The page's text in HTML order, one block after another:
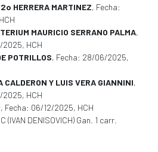
2o HERRERA MARTINEZ, Fecha:
MAURICIO SERRANO PALMA,
2025, HCH
POTRILLOS, Fecha: 28/06/2025,
CALDERON Y LUIS VERA GIANNINI,
2025, HCH
, Fecha: 06/12/2025, HCH
(IVAN DENISOVICH) Gan. 1 carr.